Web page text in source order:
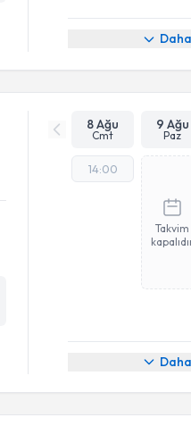
8 Ağu
Cmt
9 Ağu
Paz
14:00
Takvim